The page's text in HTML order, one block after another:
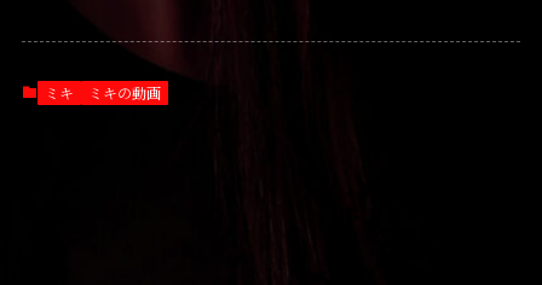
ミキ ミキの動画